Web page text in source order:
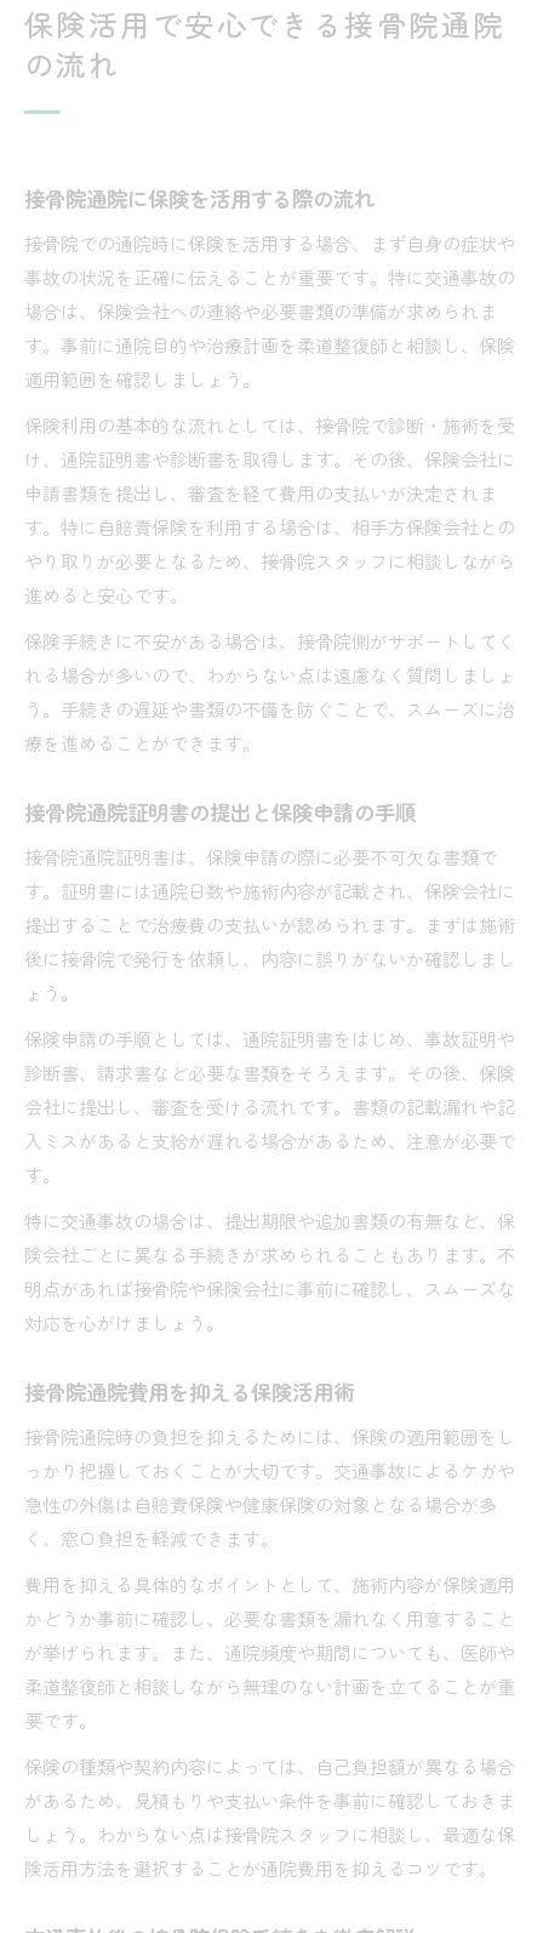
保険活用で安心できる接骨院通院
の流れ
接骨院通院に保険を活用する際の流れ
接骨院での通院時に保険を活用する場合、まず自身の症状や
事故の状況を正確に伝えることが重要です。特に交通事故の
場合は、保険会社への連絡や必要書類の準備が求められま
す。事前に通院目的や治療計画を柔道整復師と相談し、保険
適用範囲を確認しましょう。
保険利用の基本的な流れとしては、接骨院で診断・施術を受
け、通院証明書や診断書を取得します。その後、保険会社に
申請書類を提出し、審査を経て費用の支払いが決定されま
す。特に自賠責保険を利用する場合は、相手方保険会社との
やり取りが必要となるため、接骨院スタッフに相談しながら
進めると安心です。
保険手続きに不安がある場合は、接骨院側がサポートしてく
れる場合が多いので、わからない点は遠慮なく質問しましょ
う。手続きの遅延や書類の不備を防ぐことで、スムーズに治
療を進めることができます。
接骨院通院証明書の提出と保険申請の手順
接骨院通院証明書は、保険申請の際に必要不可欠な書類で
す。証明書には通院日数や施術内容が記載され、保険会社に
提出することで治療費の支払いが認められます。まずは施術
後に接骨院で発行を依頼し、内容に誤りがないか確認しまし
ょう。
保険申請の手順としては、通院証明書をはじめ、事故証明や
診断書、請求書など必要な書類をそろえます。その後、保険
会社に提出し、審査を受ける流れです。書類の記載漏れや記
入ミスがあると支給が遅れる場合があるため、注意が必要で
す。
特に交通事故の場合は、提出期限や追加書類の有無など、保
険会社ごとに異なる手続きが求められることもあります。不
明点があれば接骨院や保険会社に事前に確認し、スムーズな
対応を心がけましょう。
接骨院通院費用を抑える保険活用術
接骨院通院時の負担を抑えるためには、保険の適用範囲をし
っかり把握しておくことが大切です。交通事故によるケガや
急性の外傷は自賠責保険や健康保険の対象となる場合が多
く、窓口負担を軽減できます。
費用を抑える具体的なポイントとして、施術内容が保険適用
かどうか事前に確認し、必要な書類を漏れなく用意すること
が挙げられます。また、通院頻度や期間についても、医師や
柔道整復師と相談しながら無理のない計画を立てることが重
要です。
保険の種類や契約内容によっては、自己負担額が異なる場合
があるため、見積もりや支払い条件を事前に確認しておきま
しょう。わからない点は接骨院スタッフに相談し、最適な保
険活用方法を選択することが通院費用を抑えるコツです。